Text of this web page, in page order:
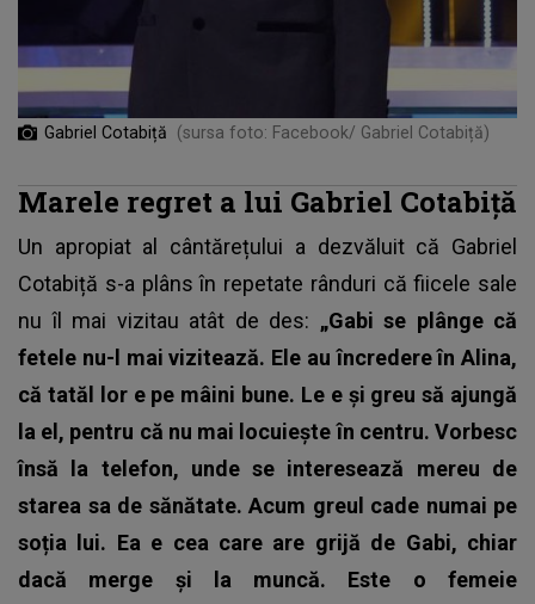
Gabriel Cotabiță (sursa foto: Facebook/ Gabriel Cotabiță)
Marele regret a lui Gabriel Cotabiță
Un apropiat al cântărețului a dezvăluit că Gabriel
Cotabiță s-a plâns în repetate rânduri că fiicele sale
nu îl mai vizitau atât de des: „Gabi se plânge că
fetele nu-l mai vizitează. Ele au încredere în Alina,
că tatăl lor e pe mâini bune. Le e și greu să ajungă
la el, pentru că nu mai locuiește în centru. Vorbesc
însă la telefon, unde se interesează mereu de
starea sa de sănătate. Acum greul cade numai pe
soția lui. Ea e cea care are grijă de Gabi, chiar
dacă merge și la muncă. Este o femeie